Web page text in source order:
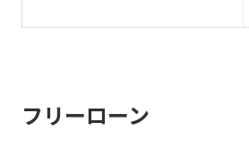
フリーローン